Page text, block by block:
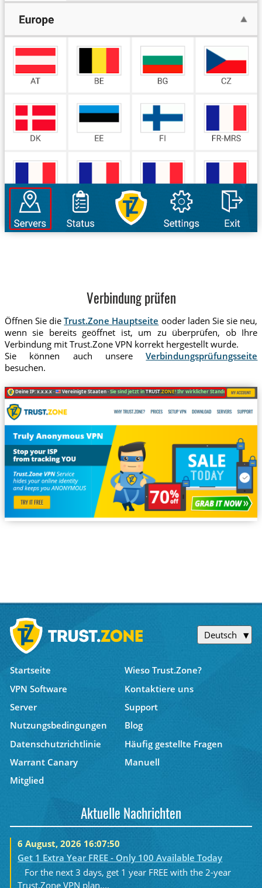
Verbindung prüfen
Öffnen Sie dieTrust.Zone Hauptseite ooder laden Sie sie neu,
wenn sie bereits geöffnet ist, um zu überprüfen, ob Ihre
Verbindung mit Trust.Zone VPN korrekt hergestellt wurde.
Sie können auch unsereVerbindungsprüfungsseite
besuchen.
Deine IP: x.x.x.x · Vereinigte Staaten ·Sie sind jetzt inTRUST.ZONE! Ihr wirklicher Standort ist
Deutsch
Startseite
Wieso Trust.Zone?
VPN Software
Kontaktiere uns
Server
Support
Nutzungsbedingungen
Blog
Datenschutzrichtlinie
Häufig gestellte Fragen
Warrant Canary
Manuell
Mitglied
Aktuelle Nachrichten
6 August, 2026 16:07:50
Get 1 Extra Year FREE - Only 100 Available Today
For the next 3 days, get 1 year FREE with the 2-year
Trust.Zone VPN plan....